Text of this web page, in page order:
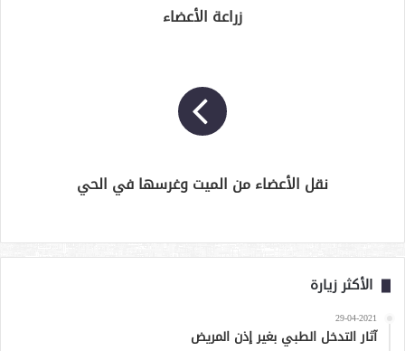
زراعة الأعضاء
نقل الأعضاء من الميت وغرسها في الحي
الأكثر زيارة
29-04-2021
آثار التدخل الطبي بغير إذن المريض